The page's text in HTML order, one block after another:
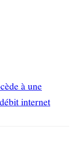
à une
internet